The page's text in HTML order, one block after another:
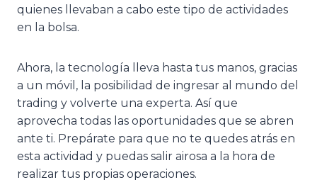
quienes llevaban a cabo este tipo de actividades
en la bolsa.
Ahora, la tecnología lleva hasta tus manos, gracias
a un móvil, la posibilidad de ingresar al mundo del
trading y volverte una experta. Así que
aprovecha todas las oportunidades que se abren
ante ti. Prepárate para que no te quedes atrás en
esta actividad y puedas salir airosa a la hora de
realizar tus propias operaciones.